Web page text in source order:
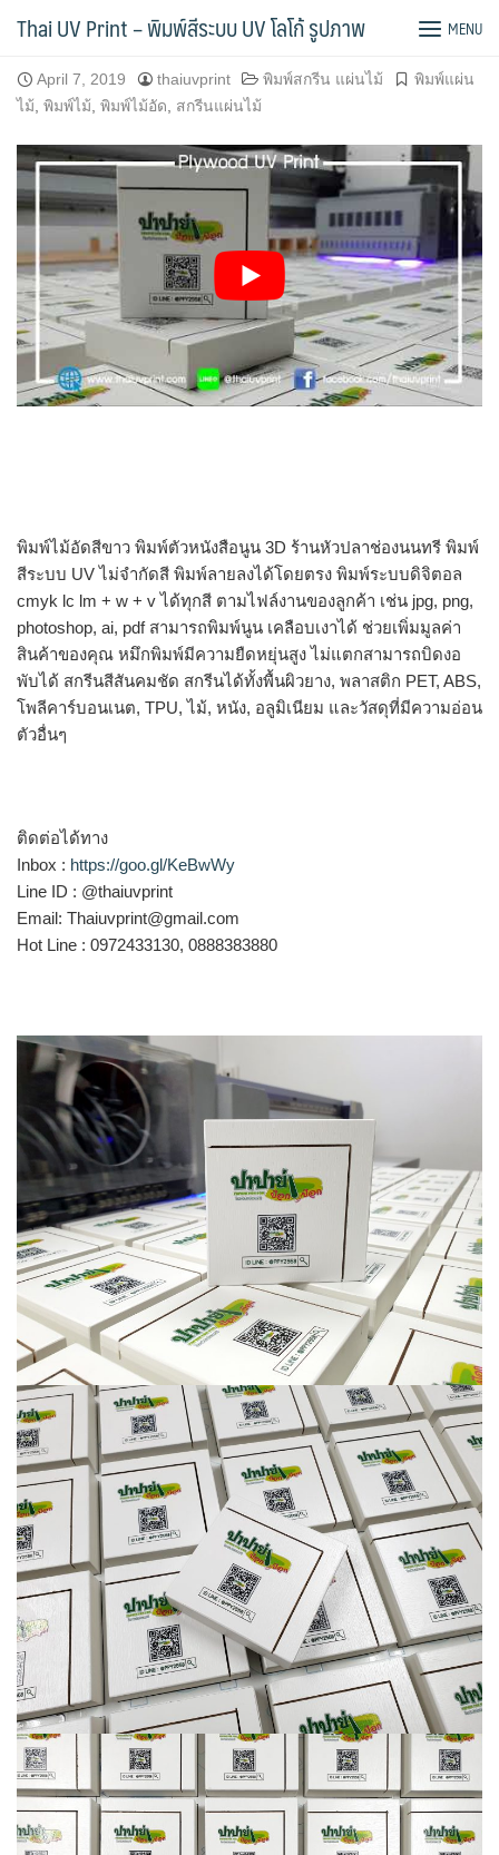
Thai UV Print – พิมพ์สีระบบ UV โลโก้ รูปภาพ MENU
พิมพ์ไม้อัดสี่เหลี่ยม ร้านหัวปลาช่องนนทรี
April 7, 2019 thaiuvprint พิมพ์สกรีน แผ่นไม้
พิมพ์แผ่น
ไม้ พิมพ์ไม้ พิมพ์ไม้อัด สกรีนแผ่นไม้
พิมพ์ไม้อัดสีขาว พิมพ์ตัวหนังสือนูน 3D ร้านหัวปลาช่องนนทรี พิมพ์
สีระบบ UV ไม่จำกัดสี พิมพ์ลายลงได้โดยตรง พิมพ์ระบบดิจิตอล
cmyk lc lm + w + v ได้ทุกสี ตามไฟล์งานของลูกค้า เช่น jpg, png,
photoshop, ai, pdf สามารถพิมพ์นูน เคลือบเงาได้ ช่วยเพิ่มมูลค่า
สินค้าของคุณ หมึกพิมพ์มีความยืดหยุ่นสูง ไม่แตกสามารถบิดงอ
พับได้ สกรีนสีสันคมชัด สกรีนได้ทั้งพื้นผิวยาง, พลาสติก PET, ABS,
โพลีคาร์บอนเนต, TPU, ไม้, หนัง, อลูมิเนียม และวัสดุที่มีความอ่อน
ตัวอื่นๆ
ติดต่อได้ทาง
Inbox : https://goo.gl/KeBwWy
Line ID : @thaiuvprint
Email: Thaiuvprint@gmail.com
Hot Line : 0972433130, 0888383880